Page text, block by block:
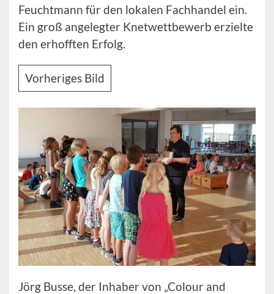
Feuchtmann für den lokalen Fachhandel ein.
Ein groß angelegter Knetwettbewerb erzielte
den erhofften Erfolg.
Vorheriges Bild
Jörg Busse, der Inhaber von „Colour and